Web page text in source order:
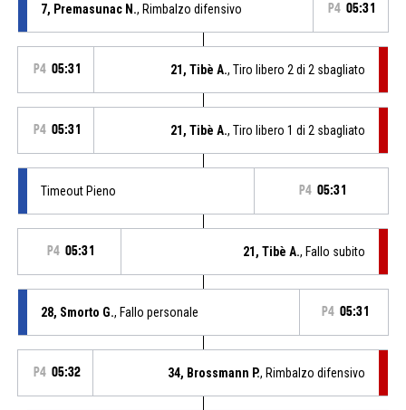
7, Premasunac N., Rimbalzo difensivo P4 05:31
P4 05:31 21, Tibè A., Tiro libero 2 di 2 sbagliato
P4 05:31 21, Tibè A., Tiro libero 1 di 2 sbagliato
Timeout Pieno P4 05:31
P4 05:31 21, Tibè A., Fallo subito
28, Smorto G., Fallo personale P4 05:31
P4 05:32 34, Brossmann P., Rimbalzo difensivo